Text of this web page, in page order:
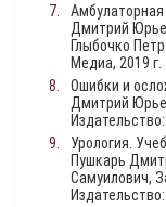
Амбулаторная
Дмитрий
Глыбочко
Медиа, 2019 г.
Ошибки и
Дмитрий
Урология.
Пушкарь
Самуилович,